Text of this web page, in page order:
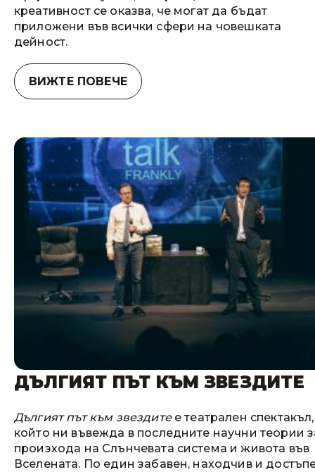
креативност се оказва, че могат да бъдат
приложени във всички сфери на човешката
дейност.
ВИЖТЕ ПОВЕЧЕ
ДЪЛГИЯТ ПЪТ КЪМ ЗВЕЗДИТЕ
Дългият път към звездитее театрален спектакъл,
който ни въвежда в последните научни теории
произхода на Слънчевата система и живота във
Вселената. По един забавен, находчив и